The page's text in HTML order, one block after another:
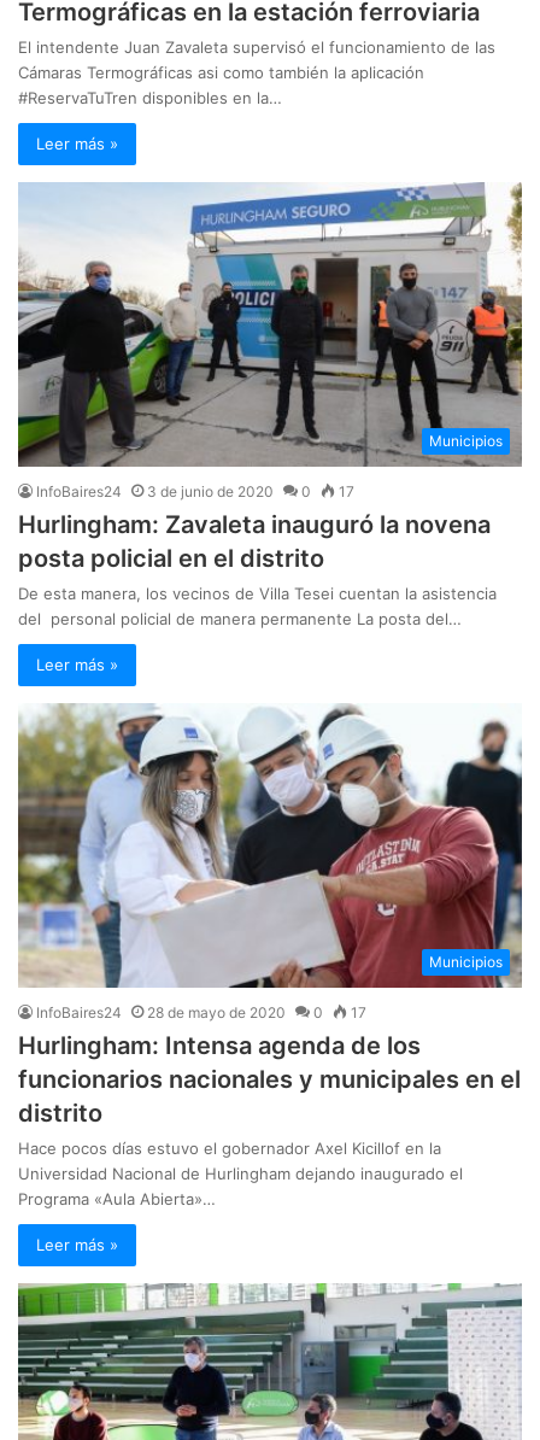
Termográficas en la estación ferroviaria
El intendente Juan Zavaleta supervisó el funcionamiento de las
Cámaras Termográficas asi como también la aplicación
#ReservaTuTren disponibles en la…
Leer más »
Municipios
InfoBaires24 3 de junio de 2020 0 17
Hurlingham: Zavaleta inauguró la novena
posta policial en el distrito
De esta manera, los vecinos de Villa Tesei cuentan la asistencia
del personal policial de manera permanente La posta del…
Leer más »
Municipios
InfoBaires24 28 de mayo de 2020 0 17
Hurlingham: Intensa agenda de los
funcionarios nacionales y municipales en el
distrito
Hace pocos días estuvo el gobernador Axel Kicillof en la
Universidad Nacional de Hurlingham dejando inaugurado el
Programa «Aula Abierta»…
Leer más »